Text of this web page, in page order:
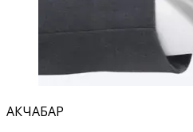
АКЧАБАР